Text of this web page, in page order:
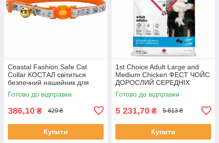
Coastal Fashion Safe Cat
Collar КОСТАЛ світиться
безпечний нашийник для
котів, Якість
Готово до відправки
386,10 ₴ 429 ₴
Купити
1st Choice Adult Large and
Medium Сhicken ФЕСТ ЧОЙС
ДОРОСЛИЙ СЕРЕДНІХ
ВЕЛИКИХ КУРИЦЯ сухий
суперпреміум корм для
Готово до відправки
5 231,70 ₴ 5 813 ₴
Купити